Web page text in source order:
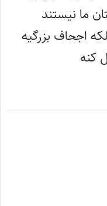
ما نیستند
اجحاف بزرگیه
کنه